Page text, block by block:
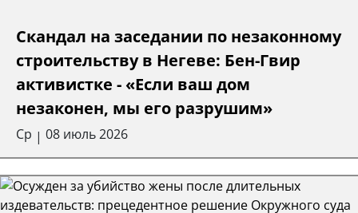
Скандал на заседании по незаконному
строительству в Негеве: Бен-Гвир
активистке - «Если ваш дом
незаконен, мы его разрушим»
Ср | 08 июль 2026